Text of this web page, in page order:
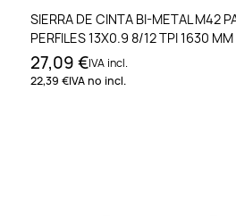
SIERRA DE CINTA BI-METAL M42
PERFILES 13X0.9 8/12 TPI 1630 MM
27,09 €IVA incl.
22,39 €IVA no incl.